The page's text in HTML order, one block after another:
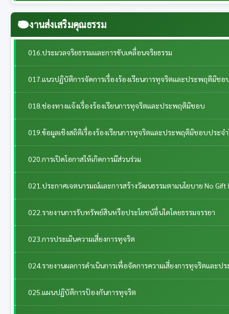
งานส่งเสริมคุณธรรม
016.ประมวลจริยธรรมและการขับเคลื่อนจริยธรรม
017.แนวปฏิบัติการจัดการเรื่องร้องเรียนการทุจริตและประพฤติมิชอ
018.ช่องทางแจ้งเรื่องร้องเรียนการทุจริตและประพฤติมิชอบ
019.ข้อมูลเชิงสถิติเรื่องร้องเรียนการทุจริตและประพฤติมิชอบประจ
020.การเปิดโอกาสให้เกิดการมีส่วนร่วม
021.ประกาศเจตนารมณ์และการสร้างวัฒนธรรมตามนโยบาย No Gift
022.รายงานการรับทรัพย์สินหรือประโยชน์อื่นใดโดยธรรมจรรยา
023.การประเมินความเสี่ยงการทุจริต
024.รายงานผลการดำเนินการเพื่อจัดการความเสี่ยงการทุจริตและ
025.แผนปฏิบัติการป้องกันการทุจริต